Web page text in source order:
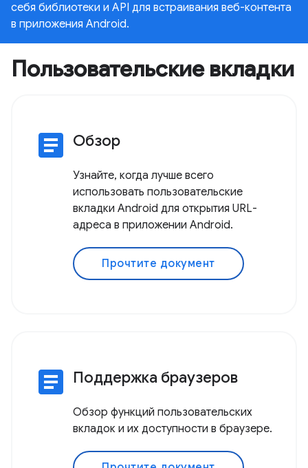
себя библиотеки и API для встраивания веб-контента
в приложения Android.
Пользовательские вкладки
article Обзор
Узнайте, когда лучше всего
использовать пользовательские
вкладки Android для открытия URL-
адреса в приложении Android.
Прочтите документ
article Поддержка браузеров
Обзор функций пользовательских
вкладок и их доступности в браузере.